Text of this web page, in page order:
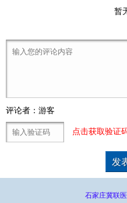
暂
评论者：游客
点击获取验证
石家庄冀联